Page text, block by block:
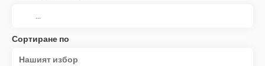
Сортиране по
Нашият избор